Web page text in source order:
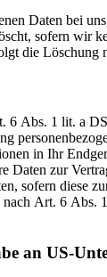
Daten bei
sofern wir
die Löschung
6 Abs. 1 lit. a
in Ihr
zur
sofern diese
nach Art. 6
an US-